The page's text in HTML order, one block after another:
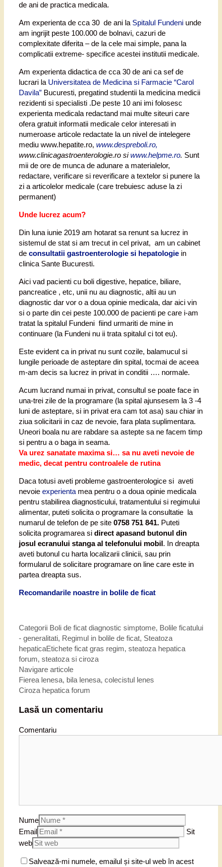
de ani de practica medicala.
Am experienta de cca 30 de ani la Spitalul Fundeni unde
am ingrijit peste 100.000 de bolnavi, cazuri de
complexitate diferita – de la cele mai simple, pana la
complicatii extreme- specifice acestei institutii medicale.
Am experienta didactica de cca 30 de ani ca sef de
lucrari la Universitatea de Medicina si Farmacie “Carol
Davila” Bucuresti, pregatind studentii la medicina medicii
rezidenti si specialisti .De peste 10 ani imi folosesc
experienta medicala redactand mai multe siteuri care
ofera gratuit informatii medicale celor interesati in
numeroase articole redactate la un nivel de intelegere
mediu www.hepatite.ro, www.despreboli.ro,
www.clinicagastroenterologie.ro siwww.helpme.ro. Sunt
mii de ore de munca de adunare a materialelor,
redactare, verificare si reverificare a textelor si punere la
zi a articolelor medicale (care trebuiesc aduse la zi
permanent)
Unde lucrez acum?
Din luna iunie 2019 am hotarat sa renunt sa lucrez in
sistemul de stat si am trecut in cel privat, am un cabinet
de consultatii gastroenterologie si hepatologie in
clinica Sante Bucuresti.
Aici vad pacienti cu boli digestive, hepatice, biliare,
pancreatice , etc, unii nu au diagnostic, altii au un
diagnostic dar vor o a doua opinie medicala, dar aici vin
si o parte din cei peste 100.000 de pacienti pe care i-am
tratat la spitalul Fundeni fiind urmariti de mine in
continuare (la Fundeni nu ii trata spitalul ci tot eu).
Este evident ca in privat nu sunt cozile, balamucul si
lungile perioade de asteptare din spital, tocmai de aceea
m-am decis sa lucrez in privat in conditii …. normale.
Acum lucrand numai in privat, consultul se poate face in
una-trei zile de la programare (la spital ajunsesem la 3 -4
luni de asteptare, si in privat era cam tot asa) sau chiar in
ziua solicitarii in caz de nevoie, fara plata suplimentara.
Uneori boala nu are rabdare sa astepte sa ne facem timp
si pentru a o baga in seama.
Va urez sanatate maxima si… sa nu aveti nevoie de
medic, decat pentru controalele de rutina
Daca totusi aveti probleme gastroenterologice si aveti
nevoie experienta mea pentru o a doua opinie medicala
pentru stabilirea diagnosticului, tratamentului si regimului
alimentar, puteti solicita o programare la consultatie la
numarul de telefon de pe site 0758 751 841. Puteti
solicita programarea si direct apasand butonul din
josul ecranului stanga al telefonului mobil. In dreapta
aveti butonul cu harta localizarii clinicii, sau prin
formularul de solicitare programare on line care este in
partea dreapta sus.
Recomandarile noastre in bolile de ficat
Categorii Boli de ficat diagnostic simptome, Bolile ficatului
- generalitati, Regimul in bolile de ficat, Steatoza
hepaticaEtichete ficat gras regim, steatoza hepatica
forum, steatoza si ciroza
Navigare articole
Fierea lenesa, bila lenesa, colecistul lenes
Ciroza hepatica forum
Lasă un comentariu
Comentariu
Nume
Email
Sit
web
Salvează-mi numele, emailul și site-ul web în acest